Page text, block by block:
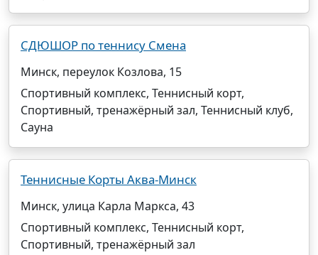
СДЮШОР по теннису Смена
Минск, переулок Козлова, 15
Спортивный комплекс, Теннисный корт,
Спортивный, тренажёрный зал, Теннисный клуб,
Сауна
Теннисные Корты Аква-Минск
Минск, улица Карла Маркса, 43
Спортивный комплекс, Теннисный корт,
Спортивный, тренажёрный зал